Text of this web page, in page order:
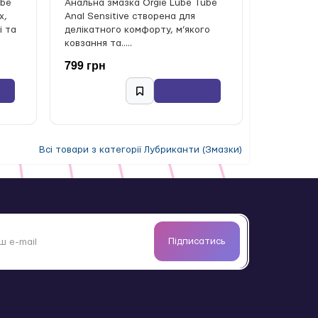
та
Анальна змазка Orgie Lube Tube
Anal Sensitive створена для
делікатного комфорту, м’якого
ковзання та.....
799 грн
Всі товари з категорії Лубриканти (Змазки)
Підписатись